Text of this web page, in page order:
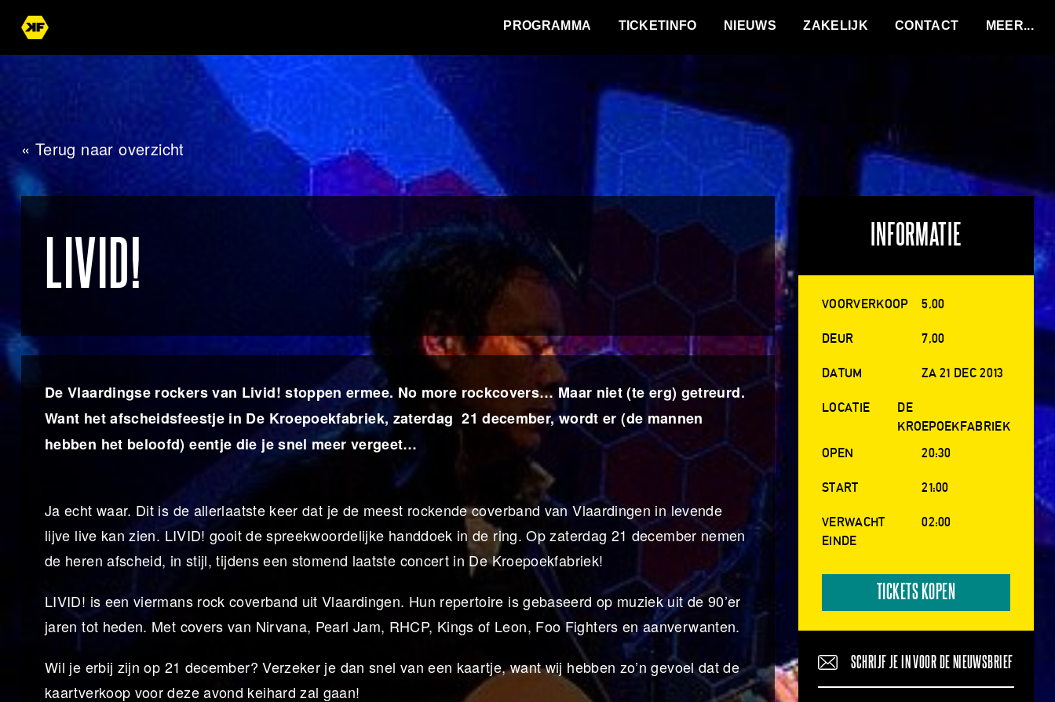
PROGRAMMA TICKETINFO NIEUWS ZAKELIJK CONTACT
« Terug naar overzicht
LIVID!
De Vlaardingse rockers van Livid! stoppen ermee. No more rockcovers… Maar niet (te erg) getreurd.
Want het afscheidsfeestje in De Kroepoekfabriek, zaterdag 21 december, wordt er (de mannen
hebben het beloofd) eentje die je snel meer vergeet…
Ja echt waar. Dit is de allerlaatste keer dat je de meest rockende coverband van Vlaardingen in levende
lijve live kan zien. LIVID! gooit de spreekwoordelijke handdoek in de ring. Op zaterdag 21 december nemen
de heren afscheid, in stijl, tijdens een stomend laatste concert in De Kroepoekfabriek!
LIVID! is een viermans rock coverband uit Vlaardingen. Hun repertoire is gebaseerd op muziek uit de 90’er
jaren tot heden. Met covers van Nirvana, Pearl Jam, RHCP, Kings of Leon, Foo Fighters en aanverwanten.
Wil je erbij zijn op 21 december? Verzeker je dan snel van een kaartje, want wij hebben zo’n gevoel dat de
kaartverkoop voor deze avond keihard zal gaan!
INFORMATIE
VOORVERKOOP 5,00
DEUR 7,00
DATUM ZA 21 DEC 2013
LOCATIE
DE
KROEPOEKFABRIEK
OPEN
20:30
START 21:00
VERWACHT
EINDE
02:00
TICKETS KOPEN
SCHRIJF JE IN VOOR DE NIEUWSBRIEF